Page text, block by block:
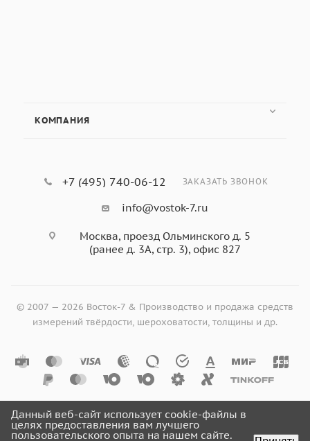
КОМПАНИЯ
+7 (495) 740-06-12 ЗАКАЗАТЬ ЗВОНОК
info@vostok-7.ru
Москва, проезд Ольминского д. 5
(ранее д. 3А, стр. 3), офис 827
© 2007 — 2026 Восток-7 & Производство и продажа средств
измерений твёрдости, шероховатости, толщины и др.
Данный веб-сайт использует cookie-файлы в
целях предоставления вам лучшего
пользовательского опыта на нашем сайте.